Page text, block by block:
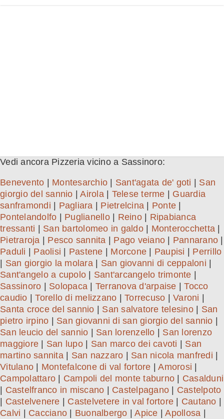
Vedi ancora Pizzeria vicino a Sassinoro:
Benevento Montesarchio Sant'agata de' goti
San
giorgio del sannio |Airola| Telese terme
Guardia
sanframondi
Pagliara Pietrelcina Ponte
Pontelandolfo
Puglianello| Reino| Ripabianca
tressanti
San bartolomeo in galdo| Monterocchetta
Pietraroja
Pesco sannita Pago veiano Pannarano
Paduli
Paolisi Pastene Morcone Paupisi
Perrillo
San giorgio la molara| San giovanni di ceppaloni
Sant'angelo a cupolo
Sant'arcangelo trimonte
Sassinoro
Solopaca Terranova d'arpaise |Tocco
caudio |Torello di melizzano Torrecuso Varoni
Santa croce del sannio
San salvatore telesino| San
pietro irpino
San giovanni di san giorgio del sannio
San leucio del sannio
San lorenzello
San lorenzo
maggiore
San lupo| San marco dei cavoti
San
martino sannita| San nazzaro San nicola manfredi
Vitulano
Montefalcone di val fortore |Amorosi
Campolattaro
Campoli del monte taburno
Casalduni
Castelfranco in miscano Castelpagano
Castelpoto
Castelvenere Castelvetere in val fortore Cautano
Calvi
Cacciano Buonalbergo |Apice |Apollosa